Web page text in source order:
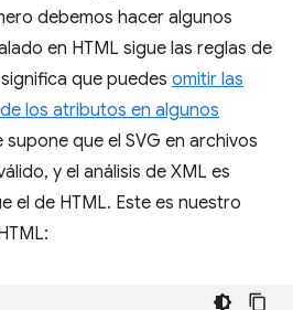
debemos hacer algunos
en HTML sigue las reglas de
que puedes omitir las
los atributos en algunos
supone que el SVG en archivos
y el análisis de XML es
el de HTML. Este es nuestro